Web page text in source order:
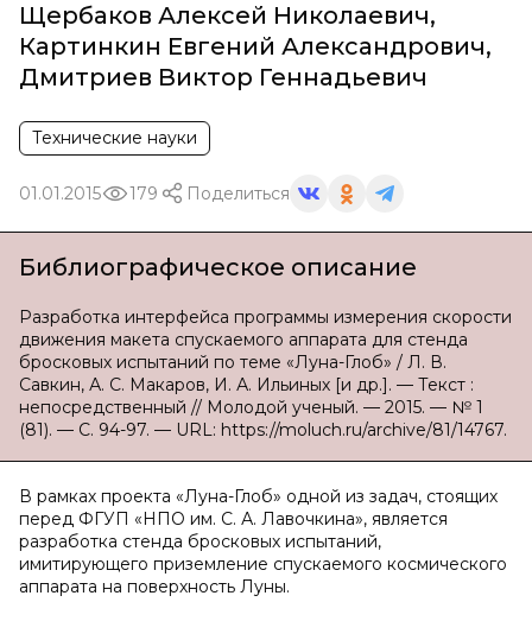
Щербаков Алексей Николаевич,
Картинкин Евгений Александрович,
Дмитриев Виктор Геннадьевич
Технические науки
01.01.2015 179 Поделиться
Библиографическое описание
Разработка интерфейса программы измерения скорости
движения макета спускаемого аппарата для стенда
бросковых испытаний по теме «Луна-Глоб» / Л. В.
Савкин, А. С. Макаров, И. А. Ильиных [и др.]. — Текст :
непосредственный // Молодой ученый. — 2015. — № 1
(81). — С. 94-97. — URL: https://moluch.ru/archive/81/14767.
В рамках проекта «Луна-Глоб» одной из задач, стоящих
перед ФГУП «НПО им. С. А. Лавочкина», является
разработка стенда бросковых испытаний,
имитирующего приземление спускаемого космического
аппарата на поверхность Луны.